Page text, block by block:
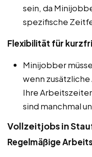
sein, da
spezifische
Flexibilität für
Minijobber
wenn
Ihre
sind manchmal
Vollzeitjobs in
Regelmäßige